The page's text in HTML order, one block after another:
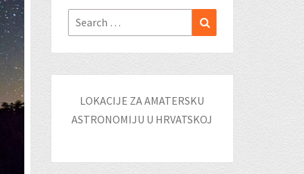
Search
for:
Search
LOKACIJE ZA AMATERSKU
ASTRONOMIJU U HRVATSKOJ